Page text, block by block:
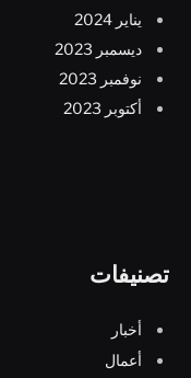
يناير 2024
ديسمبر 2023
نوفمبر 2023
أكتوبر 2023
تصنيفات
أخبار
أعمال